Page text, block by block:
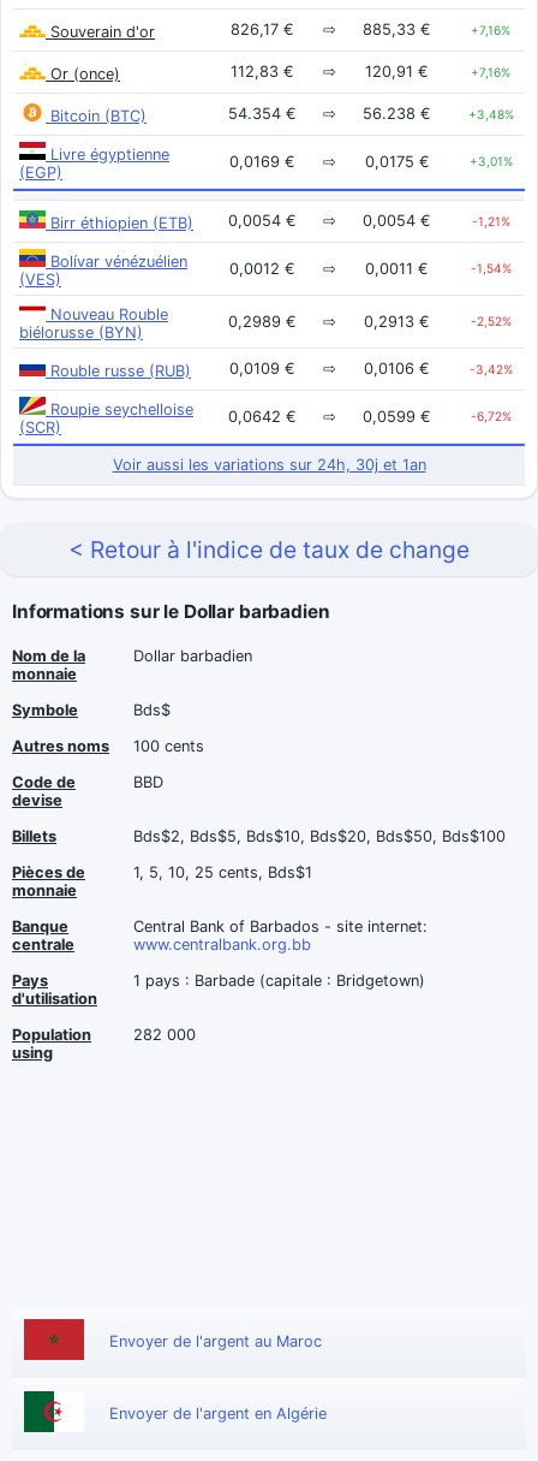
Souverain d'or 826,17 € ⇨ 885,33 € +7,16%
Or (once) 112,83 € ⇨ 120,91 € +7,16%
Bitcoin (BTC) 54.354 € ⇨ 56.238 € +3,48%
Livre égyptienne
(EGP)
0,0169 € ⇨ 0,0175 € +3,01%
Birr éthiopien (ETB) 0,0054 € ⇨ 0,0054 € -1,21%
Bolívar vénézuélien
(VES)
0,0012 € ⇨ 0,0011 € -1,54%
Nouveau Rouble
biélorusse (BYN)
0,2989 € ⇨ 0,2913 € -2,52%
Rouble russe (RUB) 0,0109 € ⇨ 0,0106 € -3,42%
Roupie seychelloise
(SCR)
0,0642 € ⇨ 0,0599 € -6,72%
Voir aussi les variations sur 24h, 30j et 1an
< Retour à l'indice de taux de change
Informations sur le Dollar barbadien
Nom de la
monnaie
Dollar barbadien
Symbole
Bds$
Autres noms
100 cents
Code de
devise
BBD
Billets
Bds$2, Bds$5, Bds$10, Bds$20, Bds$50, Bds$100
Pièces de
monnaie
1, 5, 10, 25 cents, Bds$1
Banque
centrale
Central Bank of Barbados - site internet:
www.centralbank.org.bb
Pays
d'utilisation
1 pays : Barbade (capitale : Bridgetown)
Population
using
282 000
Envoyer de l'argent au Maroc
Envoyer de l'argent en Algérie